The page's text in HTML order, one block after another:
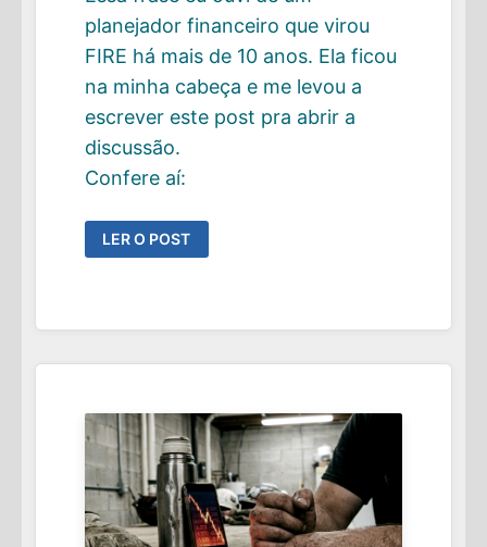
planejador financeiro que virou
FIRE há mais de 10 anos. Ela ficou
na minha cabeça e me levou a
escrever este post pra abrir a
discussão.
Confere aí:
O
FIO
DA
NO
DA
DE
RETIRADA
NA
APOSENTADORIA
FIRE
LER O POST